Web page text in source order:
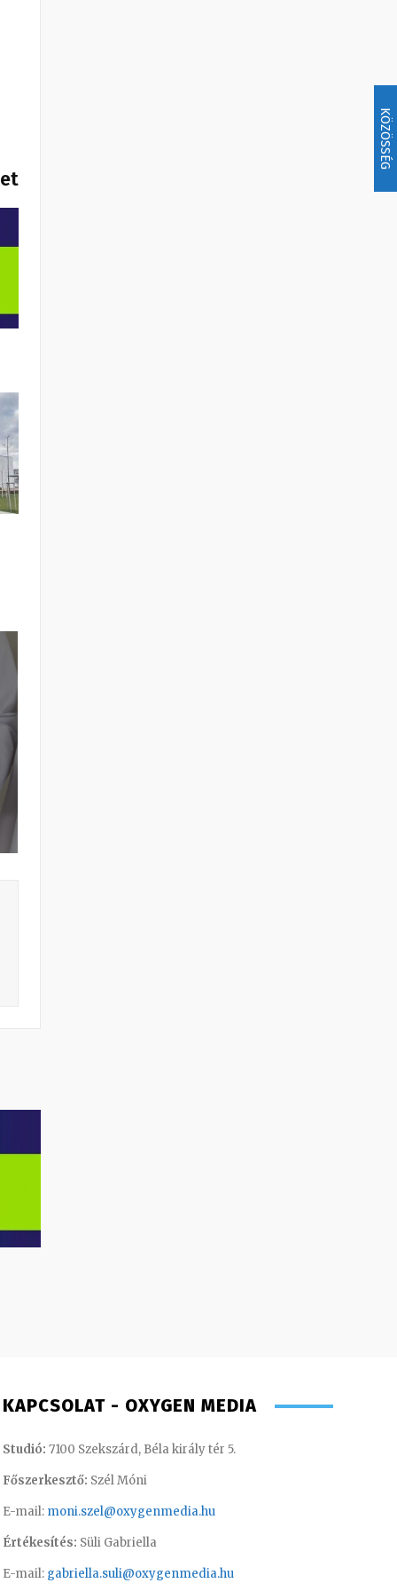
KÖZÖSSÉG
KAPCSOLAT - OXYGEN MEDIA
Studió: 7100 Szekszárd, Béla király tér 5.
Főszerkesztő: Szél Móni
E-mail: moni.szel@oxygenmedia.hu
Értékesítés: Süli Gabriella
E-mail: gabriella.suli@oxygenmedia.hu